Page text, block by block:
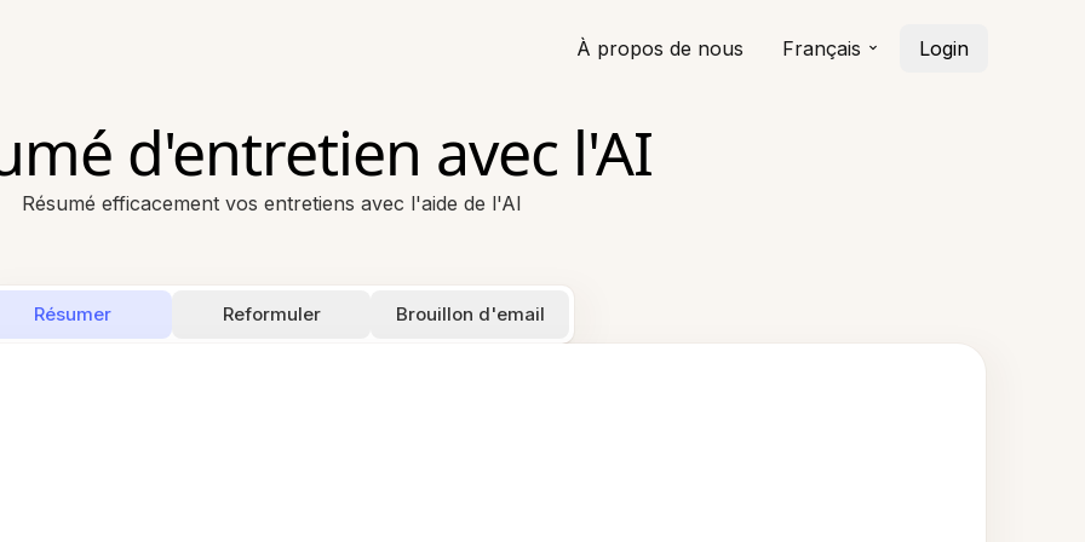
À propos de nous Français Login
d'entretien avec l'AI
Résumé efficacement vos entretiens avec l'aide de l'AI
Résumer Reformuler Brouillon d'email